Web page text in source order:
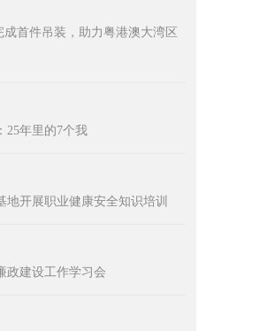
首件吊装，助力粤港澳大湾区
25年里的7个我
地开展职业健康安全知识培训
政建设工作学习会